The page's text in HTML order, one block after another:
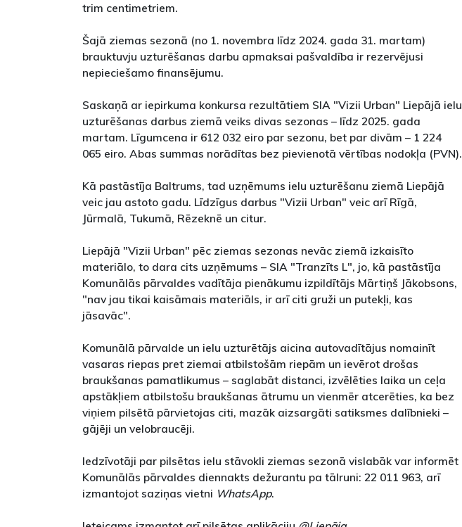
trim centimetriem.
Šajā ziemas sezonā (no 1. novembra līdz 2024. gada 31. martam)
brauktuvju uzturēšanas darbu apmaksai pašvaldība ir rezervējusi
nepieciešamo finansējumu.
Saskaņā ar iepirkuma konkursa rezultātiem SIA "Vizii Urban" Liepājā ielu
uzturēšanas darbus ziemā veiks divas sezonas – līdz 2025. gada
martam. Līgumcena ir 612 032 eiro par sezonu, bet par divām – 1 224
065 eiro. Abas summas norādītas bez pievienotā vērtības nodokļa (PVN).
Kā pastāstīja Baltrums, tad uzņēmums ielu uzturēšanu ziemā Liepājā
veic jau astoto gadu. Līdzīgus darbus "Vizii Urban" veic arī Rīgā,
Jūrmalā, Tukumā, Rēzeknē un citur.
Liepājā "Vizii Urban" pēc ziemas sezonas nevāc ziemā izkaisīto
materiālo, to dara cits uzņēmums – SIA "Tranzīts L", jo, kā pastāstīja
Komunālās pārvaldes vadītāja pienākumu izpildītājs Mārtiņš Jākobsons,
"nav jau tikai kaisāmais materiāls, ir arī citi gruži un putekļi, kas
jāsavāc".
Komunālā pārvalde un ielu uzturētājs aicina autovadītājus nomainīt
vasaras riepas pret ziemai atbilstošām riepām un ievērot drošas
braukšanas pamatlikumus – saglabāt distanci, izvēlēties laika un ceļa
apstākļiem atbilstošu braukšanas ātrumu un vienmēr atcerēties, ka bez
viņiem pilsētā pārvietojas citi, mazāk aizsargāti satiksmes dalībnieki –
gājēji un velobraucēji.
Iedzīvotāji par pilsētas ielu stāvokli ziemas sezonā vislabāk var informēt
Komunālās pārvaldes diennakts dežurantu pa tālruni: 22 011 963, arī
izmantojot saziņas vietni WhatsApp.